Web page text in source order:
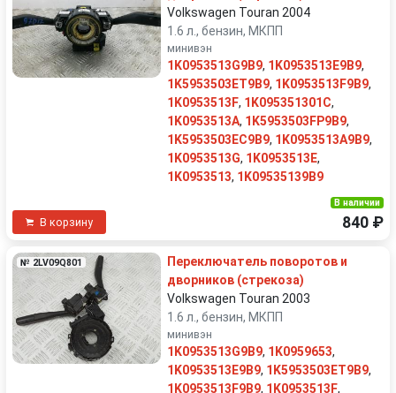
Volkswagen Touran 2004
1.6 л., бензин, МКПП
минивэн
1K0953513G9B9, 1K0953513E9B9,
1K5953503ET9B9, 1K0953513F9B9,
1K0953513F, 1K095351301C,
1K0953513A, 1K5953503FP9B9,
1K5953503EC9B9, 1K0953513A9B9,
1K0953513G, 1K0953513E,
1K0953513, 1K09535139B9
В корзину
В наличии
840 ₽
№ 2LV09Q801
Переключатель поворотов и
дворников (стрекоза)
Volkswagen Touran 2003
1.6 л., бензин, МКПП
минивэн
1K0953513G9B9, 1K0959653,
1K0953513E9B9, 1K5953503ET9B9,
1K0953513F9B9, 1K0953513F,